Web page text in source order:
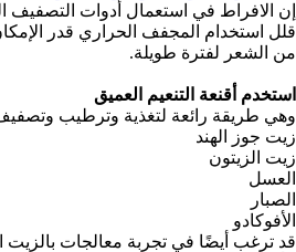
إن الافراط في استعمال أدوات
من الشعر لفترة طويلة.
استخدم أقنعة التنعيم العميق
وهي طريقة رائعة لتغذية وترطيب
زيت جوز الهند
زيت الزيتون
العسل
الصبار
الأفوكادو
قد ترغب أيضًا في تجربة معالجات